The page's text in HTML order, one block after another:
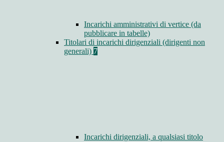
Incarichi amministrativi di vertice (da
pubblicare in tabelle)
Titolari di incarichi dirigenziali (dirigenti non
generali) 7
Incarichi dirigenziali, a qualsiasi titolo